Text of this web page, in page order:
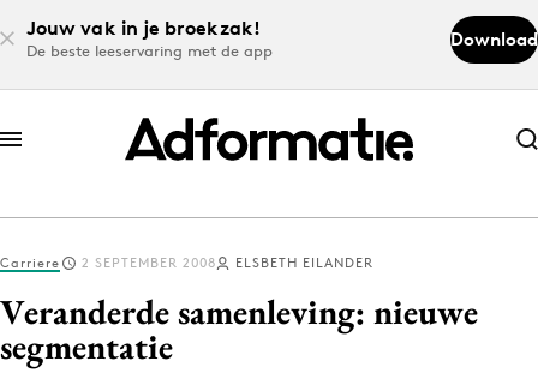
Jouw vak in je broekzak!
De beste leeservaring met de app
Download
Abonneer nu
Abonneer nu
Log in
Carriere 2 SEPTEMBER 2008 ELSBETH EILANDER
Veranderde samenleving: nieuwe
segmentatie